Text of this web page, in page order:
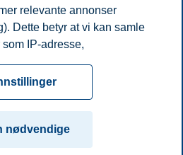
relevante annonser
Dette betyr at vi kan samle
IP-adresse,
for at nettsiden skal
alle eller tilpasse ditt
hvilke
nødvendige